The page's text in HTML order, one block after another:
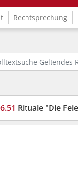
Rechtsprechung
Geltendes
Rituale "Die